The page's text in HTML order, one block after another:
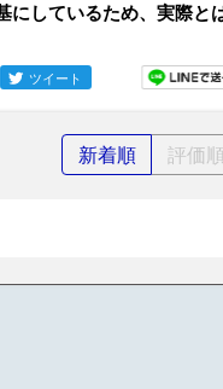
にしているため、実際と
ツイート
新着順 評価